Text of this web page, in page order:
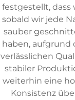
festgestellt, dass
sobald wir jede
sauber
haben, aufgrund
verlässlichen
stabiler
weiterhin eine
Konsistenz